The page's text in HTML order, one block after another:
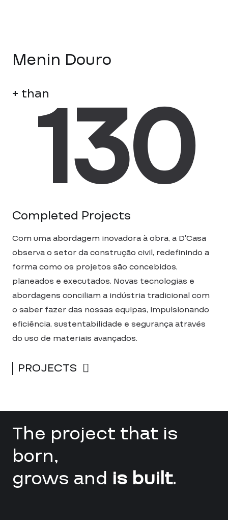
Menin Douro
+ than132
Completed Projects
Com uma abordagem inovadora à obra, a D’Casa
observa o setor da construção civil, redefinindo a
forma como os projetos são concebidos,
planeados e executados. Novas tecnologias e
abordagens conciliam a indústria tradicional com
o saber fazer das nossas equipas, impulsionando
eficiência, sustentabilidade e segurança através
do uso de materiais avançados.
PROJECTS
The project that is
born,
grows and is built.